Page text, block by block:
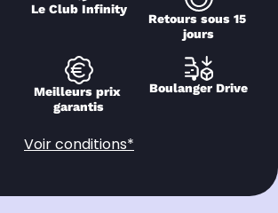
Le Club Infinity
Retours sous 15
jours
Meilleurs prix
garantis
Boulanger Drive
Voir conditions*